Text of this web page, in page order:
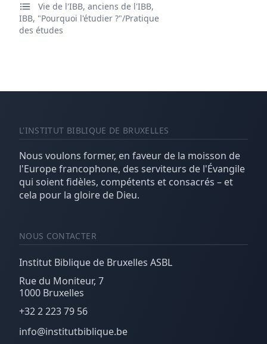
Vie de l'IBB, anciens de l'IBB,
IBB, "Pourquoi l'étudier ?"/Pratique
des études
L'INSTITUT BIBLIQUE DE BRUXELLES
Nous voulons former, en faveur de la moisson de
l'Europe francophone, des serviteurs de l'Évangile
qui soient fidèles, compétents et consacrés – et
cela pour la gloire de Dieu.
NOUS CONTACTER
Institut Biblique de Bruxelles ASBL
Rue du Moniteur, 7
1000 Bruxelles
+32 2 223 79 56
info@institutbiblique.be